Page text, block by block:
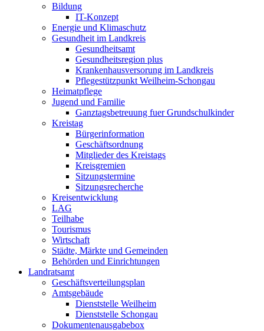
Bildung
IT-Konzept
Energie und Klimaschutz
Gesundheit im Landkreis
Gesundheitsamt
Gesundheitsregion plus
Krankenhausversorung im Landkreis
Pflegestützpunkt Weilheim-Schongau
Heimatpflege
Jugend und Familie
Ganztagsbetreuung fuer Grundschulkinder
Kreistag
Bürgerinformation
Geschäftsordnung
Mitglieder des Kreistags
Kreisgremien
Sitzungstermine
Sitzungsrecherche
Kreisentwicklung
LAG
Teilhabe
Tourismus
Wirtschaft
Städte, Märkte und Gemeinden
Behörden und Einrichtungen
Landratsamt
Geschäftsverteilungsplan
Amtsgebäude
Dienststelle Weilheim
Dienststelle Schongau
Dokumentenausgabebox